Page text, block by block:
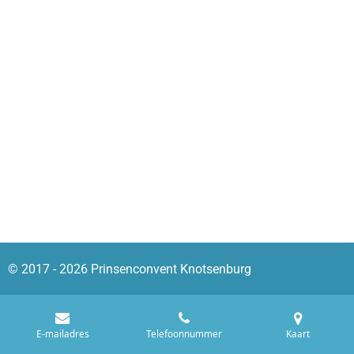
© 2017 - 2026 Prinsenconvent Knotsenburg
E-mailadres Telefoonnummer Kaart